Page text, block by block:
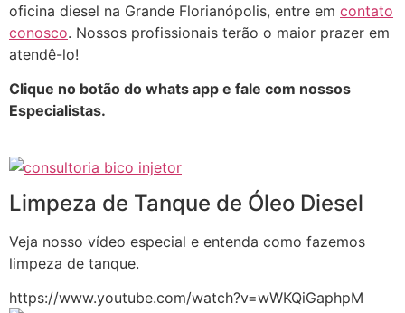
oficina diesel na Grande Florianópolis, entre em contato
conosco. Nossos profissionais terão o maior prazer em
atendê-lo!
Clique no botão do whats app e fale com nossos
Especialistas.
Limpeza de Tanque de Óleo Diesel
Veja nosso vídeo especial e entenda como fazemos
limpeza de tanque.
https://www.youtube.com/watch?v=wWKQiGaphpM